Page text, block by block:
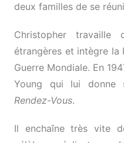
deux familles de se
Christopher travaille
étrangères et intègre la
Guerre Mondiale. En
Young qui lui
Rendez-Vous.
Il enchaîne très vite